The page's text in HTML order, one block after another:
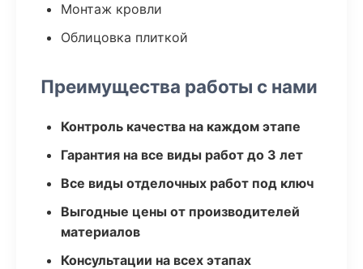
Монтаж кровли
Облицовка плиткой
Преимущества работы с нами
Контроль качества на каждом этапе
Гарантия на все виды работ до 3 лет
Все виды отделочных работ под ключ
Выгодные цены от производителей
материалов
Консультации на всех этапах